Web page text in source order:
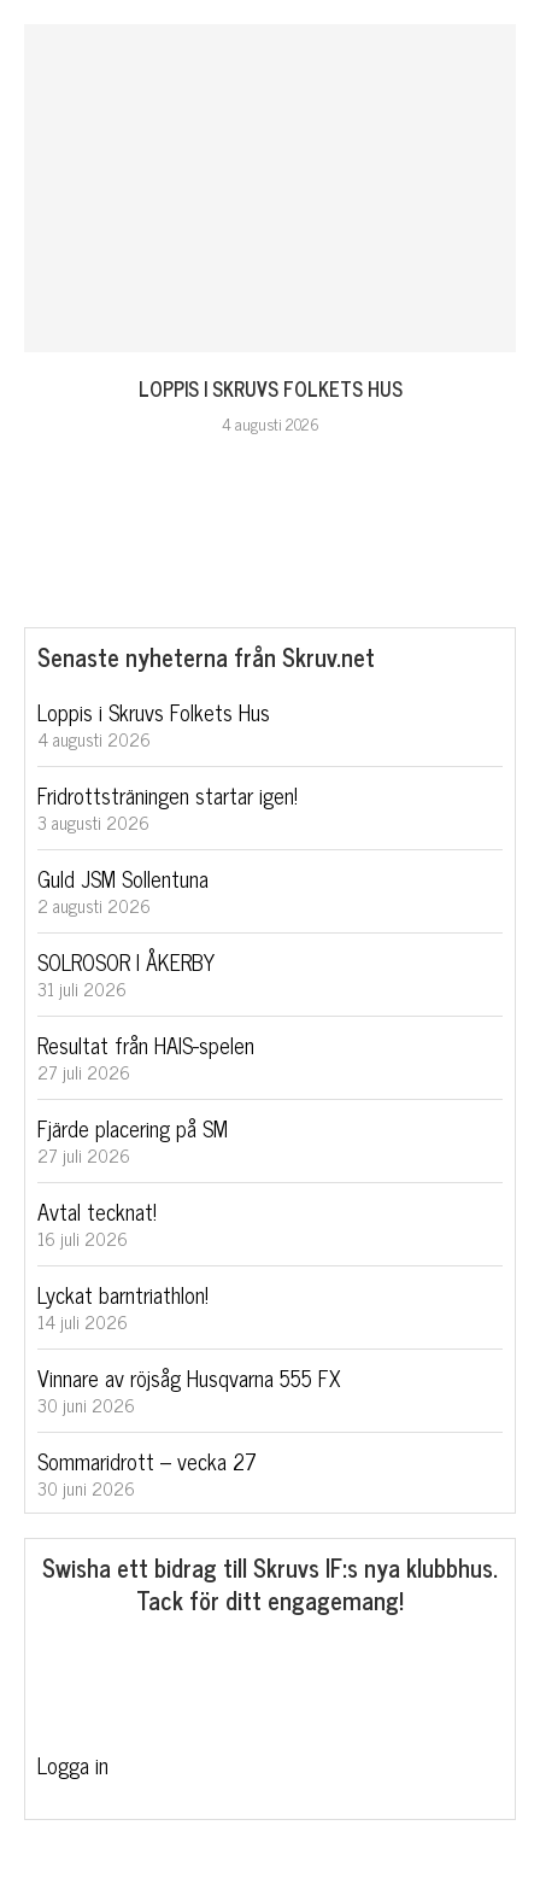
LOPPIS I SKRUVS FOLKETS HUS
4 augusti 2026
Swisha ett bidrag till Skruvs IF:s nya klubbhus.
Tack för ditt engagemang!
Logga in
Senaste nyheterna från Skruv.net
Loppis i Skruvs Folkets Hus
4 augusti 2026
Fridrottsträningen startar igen!
3 augusti 2026
Guld JSM Sollentuna
2 augusti 2026
SOLROSOR I ÅKERBY
31 juli 2026
Resultat från HAIS-spelen
27 juli 2026
Fjärde placering på SM
27 juli 2026
Avtal tecknat!
16 juli 2026
Lyckat barntriathlon!
14 juli 2026
Vinnare av röjsåg Husqvarna 555 FX
30 juni 2026
Sommaridrott – vecka 27
30 juni 2026